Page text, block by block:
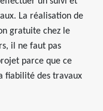
La réalisation de
gratuite chez le
il ne faut pas
parce que ce
fiabilité des travaux